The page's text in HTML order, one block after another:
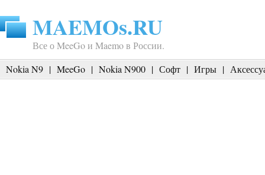
MAEMOs.RU
Все о MeeGo и Maemo в России.
Nokia N9 | MeeGo | Nokia N900 | Софт | Игры |